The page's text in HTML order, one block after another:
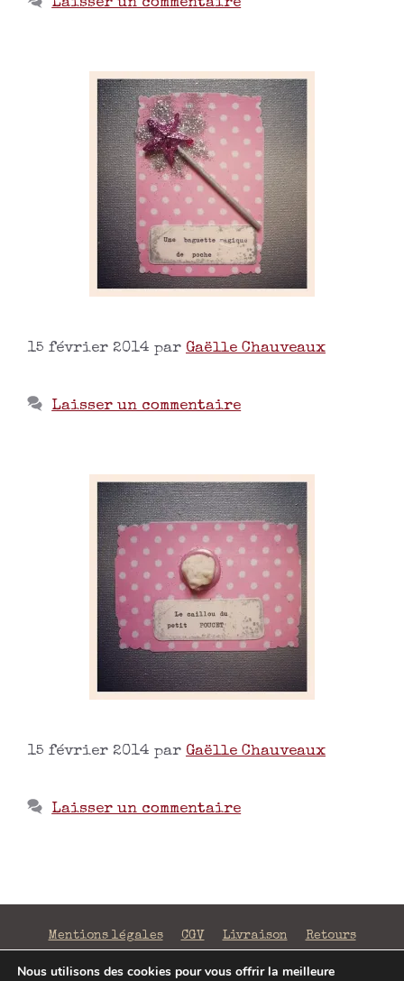
Laisser un commentaire
15 février 2014 par Gaëlle Chauveaux
Laisser un commentaire
15 février 2014 par Gaëlle Chauveaux
Laisser un commentaire
Mentions légales CGV Livraison Retours
Confidentialité
Nous utilisons des cookies pour vous offrir la meilleure